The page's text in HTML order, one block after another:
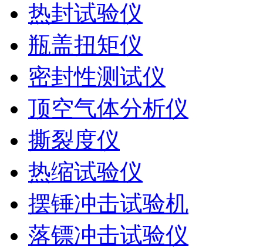
热封试验仪
瓶盖扭矩仪
密封性测试仪
顶空气体分析仪
撕裂度仪
热缩试验仪
摆锤冲击试验机
落镖冲击试验仪